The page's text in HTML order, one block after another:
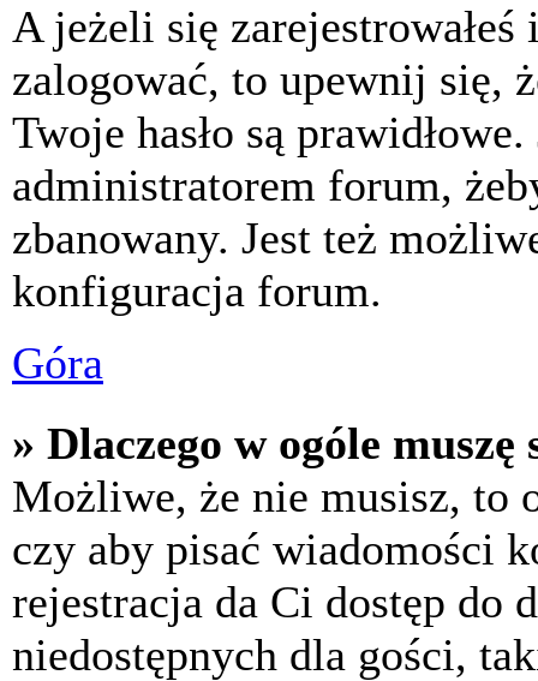
A jeżeli się
zalogować, to upewnij się,
Twoje hasło są
administratorem forum,
zbanowany. Jest też
konfiguracja forum.
Góra
» Dlaczego w ogóle
Możliwe, że nie musisz, to
czy aby pisać wiadomości
rejestracja da Ci dostęp do
niedostępnych dla gości,